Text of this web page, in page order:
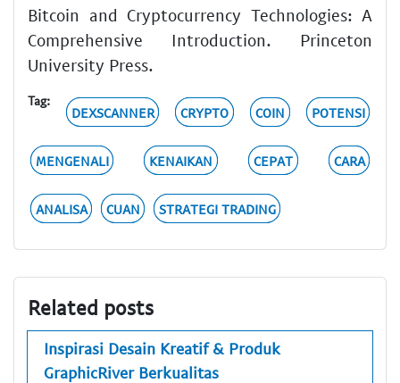
Bitcoin and Cryptocurrency Technologies: A
Comprehensive Introduction. Princeton
University Press.
Tag:
DEXSCANNER CRYPTO COIN POTENSI
MENGENALI KENAIKAN CEPAT CARA
ANALISA CUAN STRATEGI TRADING
Related posts
Inspirasi Desain Kreatif & Produk
GraphicRiver Berkualitas